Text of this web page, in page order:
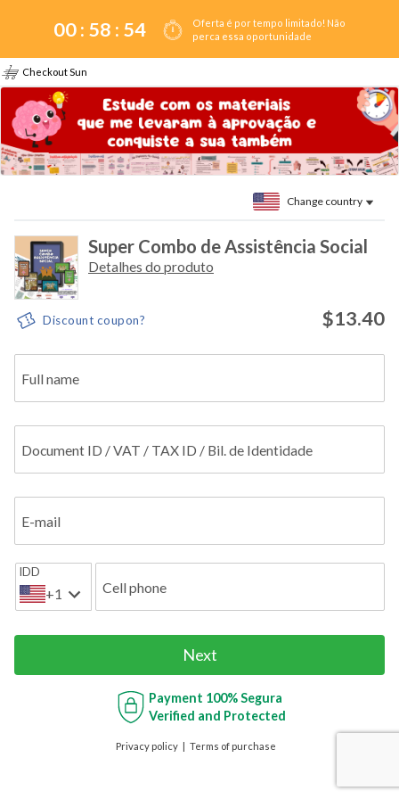
00 : 58 : 54
Oferta é por tempo limitado! Não
perca essa oportunidade
Checkout Sun
Change country
Super Combo de Assistência Social
Detalhes do produto
Discount coupon? $13.40
Full name
Document ID / VAT / TAX ID / Bil. de Identidade
E-mail
IDD
+1 Cell phone
Next
Payment 100% Segura
Verified and Protected
Privacy policy Terms of purchase